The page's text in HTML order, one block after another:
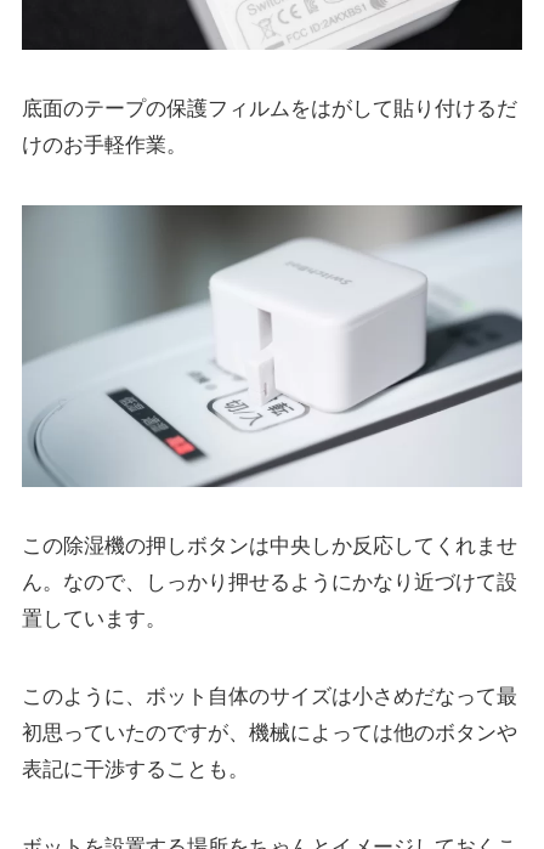
底面のテープの保護フィルムをはがして貼り付けるだ
けのお手軽作業。
この除湿機の押しボタンは中央しか反応してくれませ
ん。なので、しっかり押せるようにかなり近づけて設
置しています。
このように、ボット自体のサイズは小さめだなって最
初思っていたのですが、機械によっては他のボタンや
表記に干渉することも。